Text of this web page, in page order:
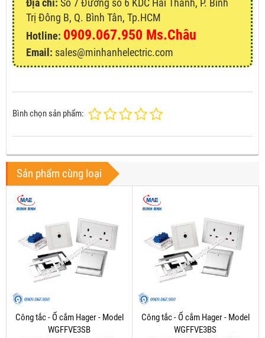
Trị Đông B, Q. Bình Tân, Tp.HCM
Hotline: 0909.067.950 Ms.Châu
Email: sales@minhanhelectric.com
Bình chọn sản phẩm:
Sản phẩm cùng loại
Công tắc - Ổ cắm Hager - Model
WGFFVE3SB
Công tắc - Ổ cắm Hager - Model
WGFFVE3BS